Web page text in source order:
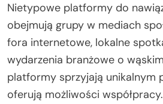
Nietypowe platformy do
obejmują grupy w mediach
fora internetowe, lokalne
wydarzenia branżowe o
platformy sprzyjają unikalnym
oferują możliwości